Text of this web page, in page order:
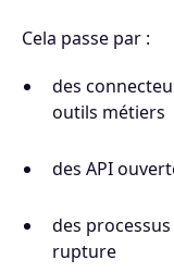
Cela passe par :
des
outils métiers
des API
des
rupture